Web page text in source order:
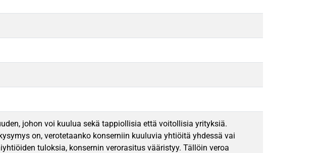
johon voi kuulua sekä tappiollisia että voitollisia yrityksiä.
on, verotetaanko konserniin kuuluvia yhtiöitä yhdessä vai
tuloksia, konsernin verorasitus vääristyy. Tällöin veroa